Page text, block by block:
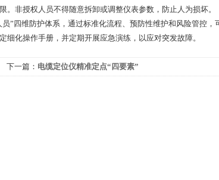
非授权人员不得随意拆卸或调整仪表参数，防止人为损坏。
”四维防护体系，通过标准化流程、预防性维护和风险管控，
化操作手册，并定期开展应急演练，以应对突发故障。
下一篇： 电缆定位仪精准定点“四要素”